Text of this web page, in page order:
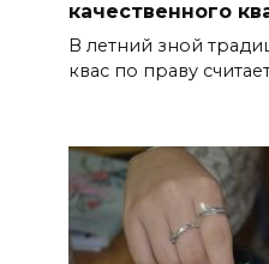
08 августа 2026
высокого
БОЛЬШЕ
качественного
В летний зной
квас по праву